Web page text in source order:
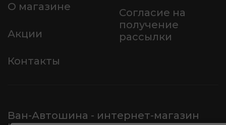
О магазине
Акции
Контакты
Согласие на
получение
рассылки
Ван-Автошина - интернет-магазин